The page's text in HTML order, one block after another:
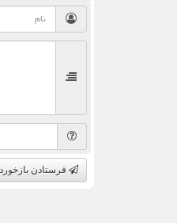
فرستادن بازخورد